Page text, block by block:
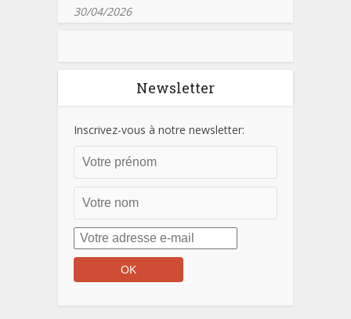
30/04/2026
Newsletter
Inscrivez-vous à notre newsletter: